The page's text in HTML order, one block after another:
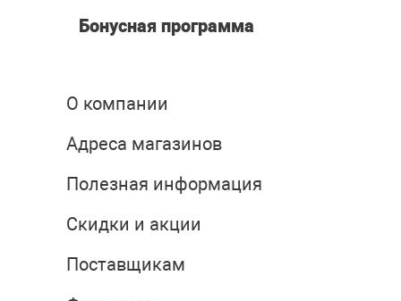
Бонусная программа
О компании
Адреса магазинов
Полезная информация
Скидки и акции
Поставщикам